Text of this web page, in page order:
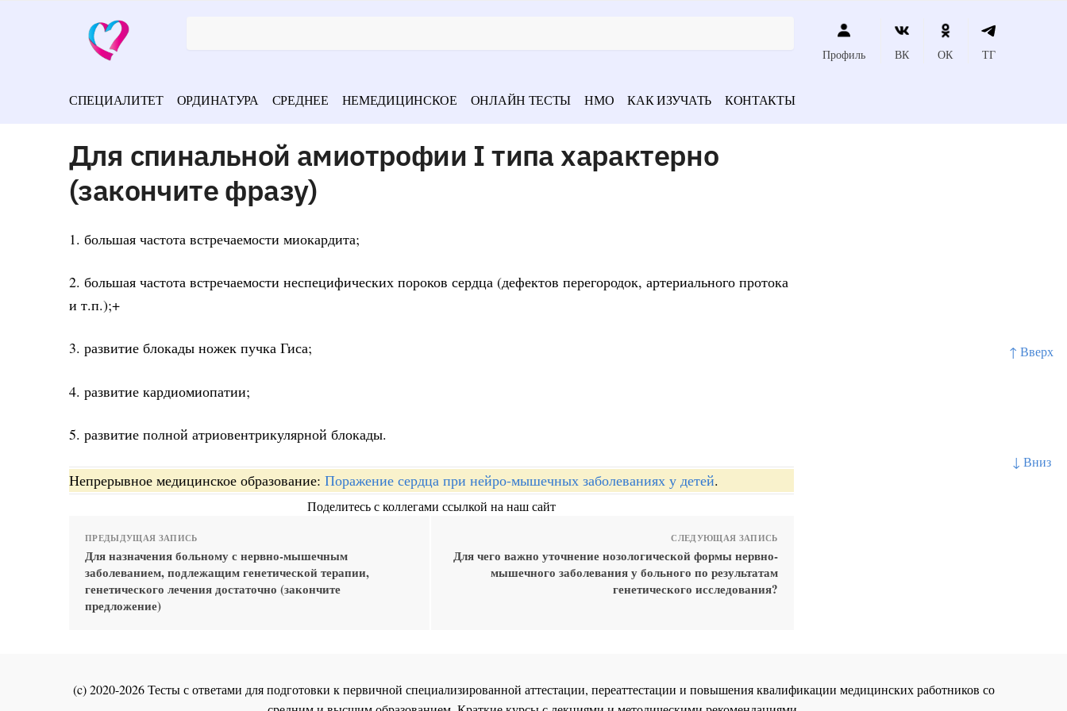
↑ Вверх
↓ Вниз
Профиль ВК ОК ТГ
СПЕЦИАЛИТЕТ ОРДИНАТУРА СРЕДНЕЕ НЕМЕДИЦИНСКОЕ ОНЛАЙН ТЕСТЫ НМО КАК ИЗУЧАТЬ КОНТАКТЫ
Для спинальной амиотрофии I типа характерно
(закончите фразу)
1. большая частота встречаемости миокардита;
2. большая частота встречаемости неспецифических пороков сердца (дефектов перегородок, артериального протока
и т.п.);+
3. развитие блокады ножек пучка Гиса;
4. развитие кардиомиопатии;
5. развитие полной атриовентрикулярной блокады.
Непрерывное медицинское образование: Поражение сердца при нейро-мышечных заболеваниях у детей.
Поделитесь с коллегами ссылкой на наш сайт
ПРЕДЫДУЩАЯ ЗАПИСЬ
Для назначения больному с нервно-мышечным
заболеванием, подлежащим генетической терапии,
генетического лечения достаточно (закончите
предложение)
СЛЕДУЮЩАЯ ЗАПИСЬ
Для чего важно уточнение нозологической формы нервно-
мышечного заболевания у больного по результатам
генетического исследования?
(c) 2020-2026 Тесты с ответами для подготовки к первичной специализированной аттестации, переаттестации и повышения квалификации медицинских работников со